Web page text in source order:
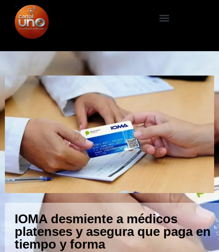
IOMA desmiente a médicos
platenses y asegura que paga en
tiempo y forma